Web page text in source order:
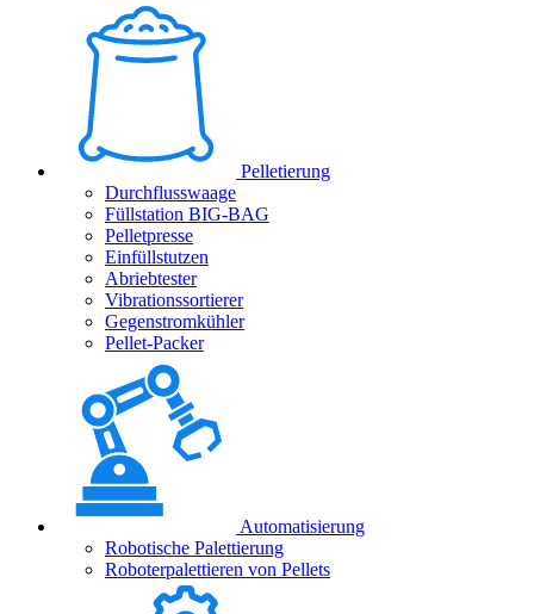
Pelletierung
Durchflusswaage
Füllstation BIG-BAG
Pelletpresse
Einfüllstutzen
Abriebtester
Vibrationssortierer
Gegenstromkühler
Pellet-Packer
Automatisierung
Robotische Palettierung
Roboterpalettieren von Pellets